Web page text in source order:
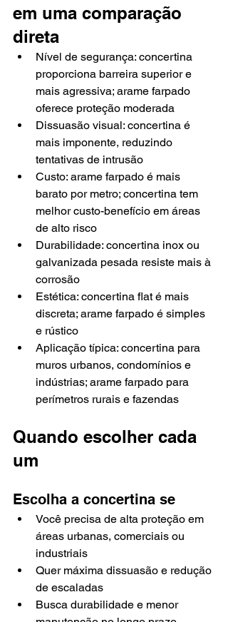
em uma comparação
direta
Nível de segurança: concertina
proporciona barreira superior e
mais agressiva; arame farpado
oferece proteção moderada
Dissuasão visual: concertina é
mais imponente, reduzindo
tentativas de intrusão
Custo: arame farpado é mais
barato por metro; concertina tem
melhor custo-benefício em áreas
de alto risco
Durabilidade: concertina inox ou
galvanizada pesada resiste mais à
corrosão
Estética: concertina flat é mais
discreta; arame farpado é simples
e rústico
Aplicação típica: concertina para
muros urbanos, condomínios e
indústrias; arame farpado para
perímetros rurais e fazendas
Quando escolher cada
um
Escolha a concertina se
Você precisa de alta proteção em
áreas urbanas, comerciais ou
industriais
Quer máxima dissuasão e redução
de escaladas
Busca durabilidade e menor